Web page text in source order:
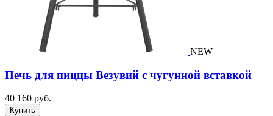
NEW
Печь для пиццы Везувий с чугунной вставкой
40 160 руб.